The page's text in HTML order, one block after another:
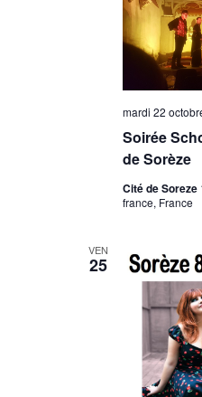
Soirée
de Sorèze
mardi 22
Cité de Soreze
france, France
VEN
25